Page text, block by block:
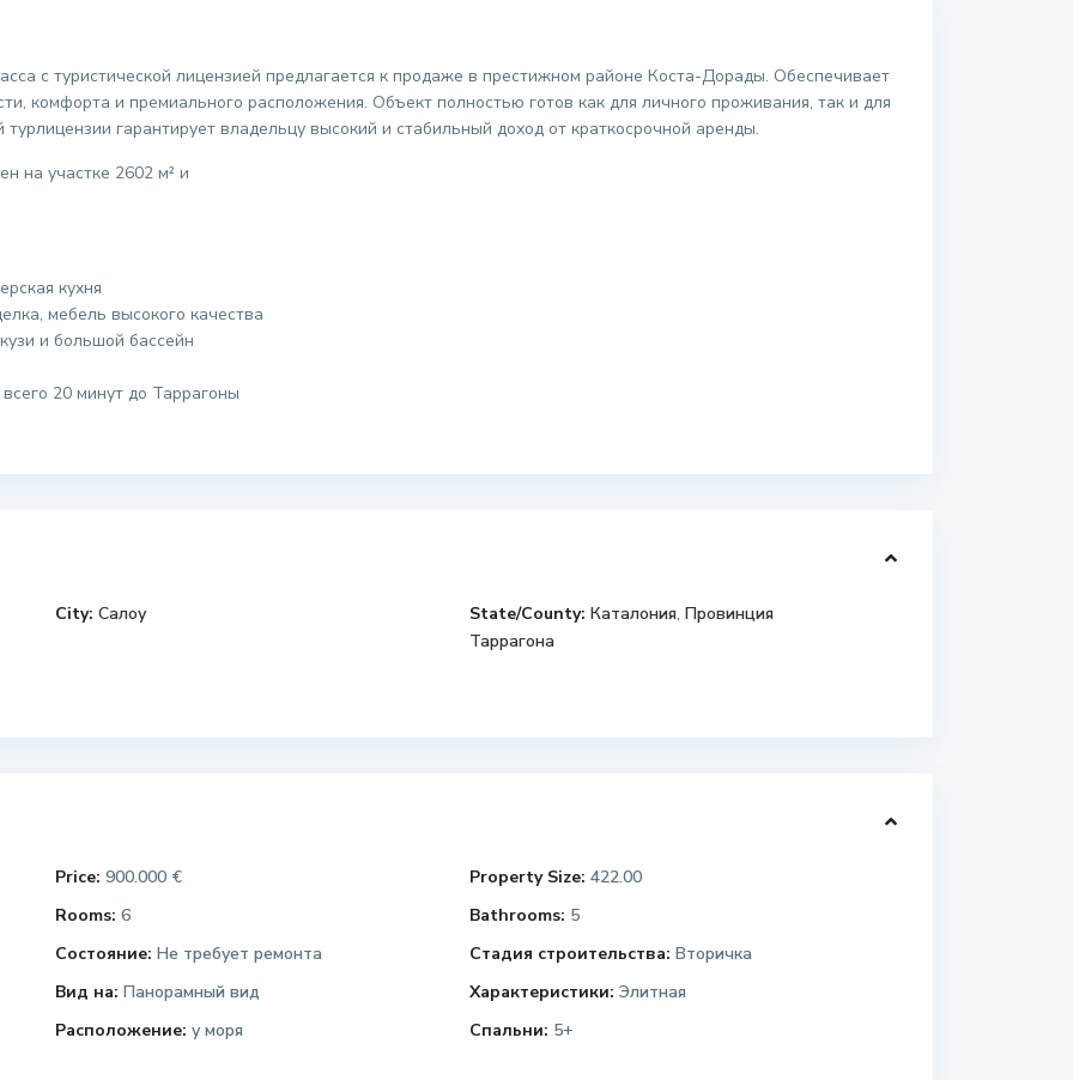
с туристической лицензией предлагается к продаже в престижном районе Коста-Дорады. Обеспечивает
комфорта и премиального расположения. Объект полностью готов как для личного проживания, так и для
гарантирует владельцу высокий и стабильный доход от краткосрочной аренды.
на участке 2602 м² и
кухня
мебель высокого качества
и большой бассейн
20 минут до Таррагоны
City: Салоу State/County: Каталония, Провинция
Таррагона
Price: 900.000 € Property Size: 422.00
Rooms: 6 Bathrooms: 5
Состояние: Не требует ремонта Стадия строительства: Вторичка
Вид на: Панорамный вид Характеристики: Элитная
Расположение: у моря Спальни: 5+